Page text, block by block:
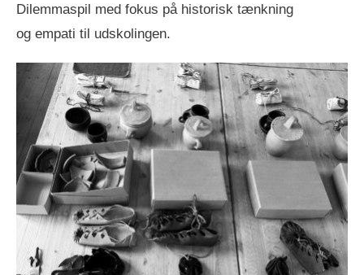
Dilemmaspil med fokus på historisk tænkning
og empati til udskolingen.